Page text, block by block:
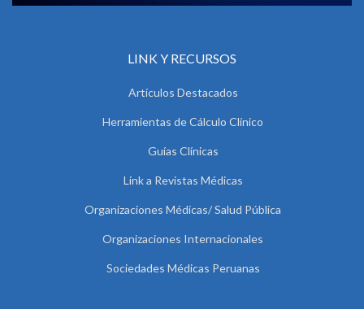
LINK Y RECURSOS
Artículos Destacados
Herramientas de Cálculo Clínico
Guías Clínicas
Link a Revistas Médicas
Organizaciones Médicas/ Salud Pública
Organizaciones Internacionales
Sociedades Médicas Peruanas